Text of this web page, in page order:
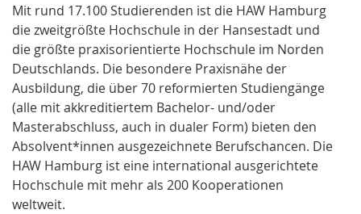
Mit rund 17.100 Studierenden ist die HAW Hamburg
die zweitgrößte Hochschule in der Hansestadt und
die größte praxisorientierte Hochschule im Norden
Deutschlands. Die besondere Praxisnähe der
Ausbildung, die über 70 reformierten Studiengänge
(alle mit akkreditiertem Bachelor- und/oder
Masterabschluss, auch in dualer Form) bieten den
Absolvent*innen ausgezeichnete Berufschancen. Die
HAW Hamburg ist eine international ausgerichtete
Hochschule mit mehr als 200 Kooperationen
weltweit.